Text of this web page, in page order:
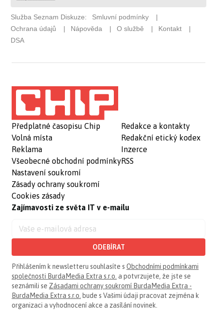
Předplatné časopisu Chip
Volná místa
Reklama
Všeobecné obchodní podmínky
Nastavení soukromí
Zásady ochrany soukromí
Cookies zásady
Redakce a kontakty
Redakční etický kodex
Inzerce
RSS
Zajímavosti ze světa IT v e-mailu
ODEBÍRAT
Přihlášením k newsletteru souhlasíte s Obchodními podmínkami
společnosti BurdaMedia Extra s.r.o. a potvrzujete, že jste se
seznámili se Zásadami ochrany soukromí BurdaMedia Extra -
BurdaMedia Extra s.r.o. bude s Vašimi údaji pracovat zejména k
organizaci a vyhodnocení akce a zasílání novinek.